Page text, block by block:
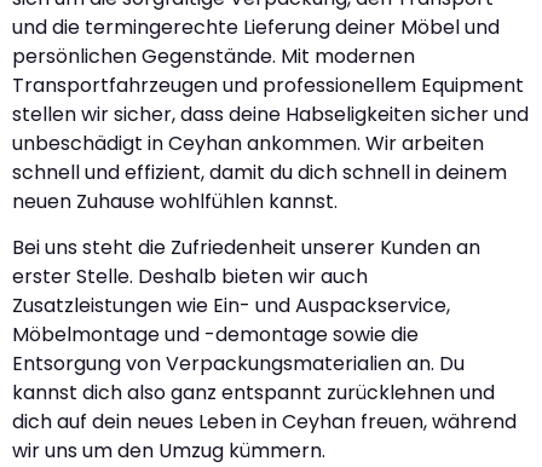
und die termingerechte Lieferung deiner Möbel und
persönlichen Gegenstände. Mit modernen
Transportfahrzeugen und professionellem Equipment
stellen wir sicher, dass deine Habseligkeiten sicher und
unbeschädigt in Ceyhan ankommen. Wir arbeiten
schnell und effizient, damit du dich schnell in deinem
neuen Zuhause wohlfühlen kannst.
Bei uns steht die Zufriedenheit unserer Kunden an
erster Stelle. Deshalb bieten wir auch
Zusatzleistungen wie Ein- und Auspackservice,
Möbelmontage und -demontage sowie die
Entsorgung von Verpackungsmaterialien an. Du
kannst dich also ganz entspannt zurücklehnen und
dich auf dein neues Leben in Ceyhan freuen, während
wir uns um den Umzug kümmern.